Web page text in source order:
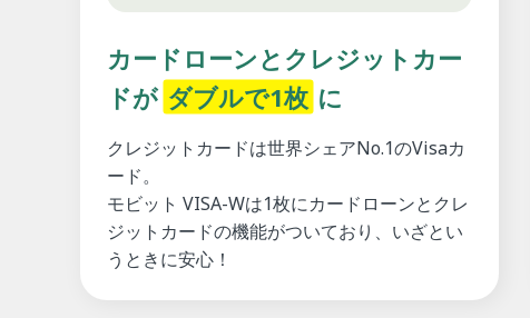
カードローンとクレジットカー
ドが ダブルで1枚 に
クレジットカードは世界シェアNo.1のVisaカ
ード。
モビット VISA-Wは1枚にカードローンとクレ
ジットカードの機能がついており、いざとい
うときに安心！